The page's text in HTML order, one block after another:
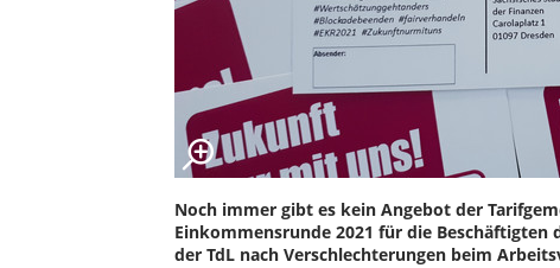
Noch immer gibt es kein Angebot der
Einkommensrunde 2021 für die
der TdL nach Verschlechterungen beim